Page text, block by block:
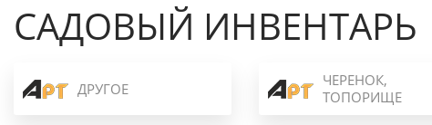
САДОВЫЙ ИНВЕНТАРЬ
ДРУГОЕ
ЧЕРЕНОК,
ТОПОРИЩЕ